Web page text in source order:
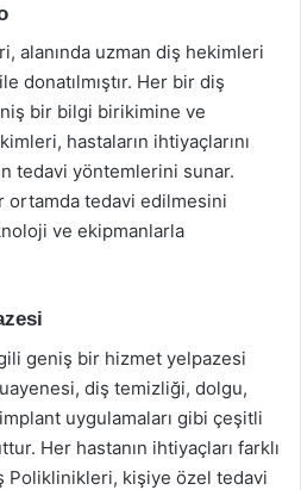
alanında uzman diş hekimleri
donatılmıştır. Her bir diş
bir bilgi birikimine ve
hastaların ihtiyaçlarını
tedavi yöntemlerini sunar.
ortamda tedavi edilmesini
ve ekipmanlarla
geniş bir hizmet yelpazesi
diş temizliği, dolgu,
uygulamaları gibi çeşitli
Her hastanın ihtiyaçları farklı
Poliklinikleri, kişiye özel tedavi